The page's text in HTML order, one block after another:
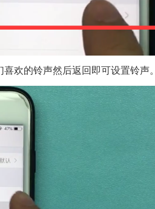
欢的铃声然后返回即可设置铃声。